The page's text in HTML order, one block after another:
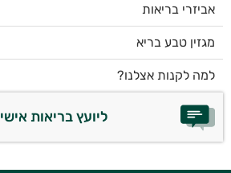
אביזרי בריאות
מגזין טבע בריא
למה לקנות אצלנו?
ליועץ בריאות אישי AI